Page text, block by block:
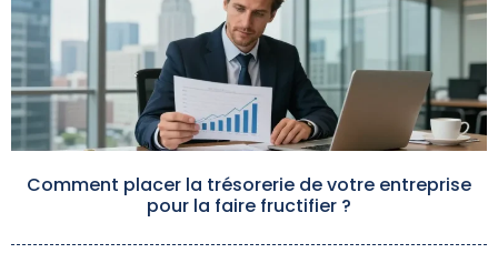
Comment placer la trésorerie de votre entreprise
pour la faire fructifier ?